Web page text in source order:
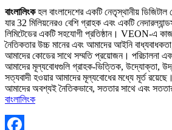
বাংলালিংকহল বাংলাদেশের একটি নেতৃস্থানীয় ডিজিটাল
যার 32 মিলিয়নেরও বেশি গ্রাহক এবং একটি
লিমিটেডের একটি সহযোগী প্রতিষ্ঠান। VEON-এ
নৈতিকতার উচ্চ মানের এবং আমাদের আইনি
আমাদের কোডের সাথে সম্মতি প্রয়োজন। পরিচালনা
আমাদের মূল্যবোধগুলি গ্রাহক-ভিত্তিক, উদ্যোক্তা,
সত্যবাদী হওয়ার আমাদের মূল্যবোধের মধ্যে মূর্ত
আমাদের অবশ্যই নৈতিকভাবে, সততার সাথে এবং
বাংলালিংক